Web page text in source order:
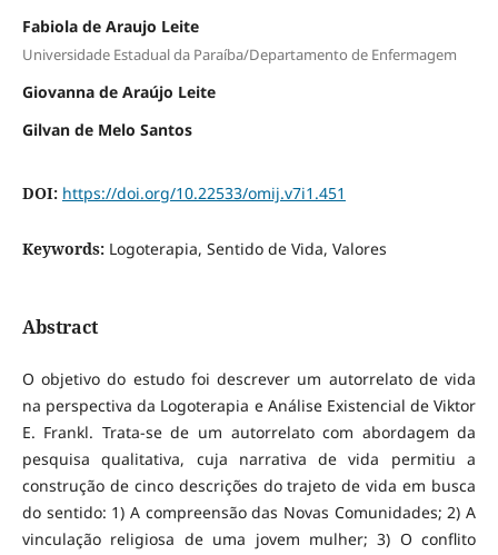
Fabiola de Araujo Leite
Universidade Estadual da Paraíba/Departamento de Enfermagem
Giovanna de Araújo Leite
Gilvan de Melo Santos
DOI: https://doi.org/10.22533/omij.v7i1.451
Keywords: Logoterapia, Sentido de Vida, Valores
Abstract
O objetivo do estudo foi descrever um autorrelato de vida
na perspectiva da Logoterapia e Análise Existencial de Viktor
E. Frankl. Trata-se de um autorrelato com abordagem da
pesquisa qualitativa, cuja narrativa de vida permitiu a
construção de cinco descrições do trajeto de vida em busca
do sentido: 1) A compreensão das Novas Comunidades; 2) A
vinculação religiosa de uma jovem mulher; 3) O conflito